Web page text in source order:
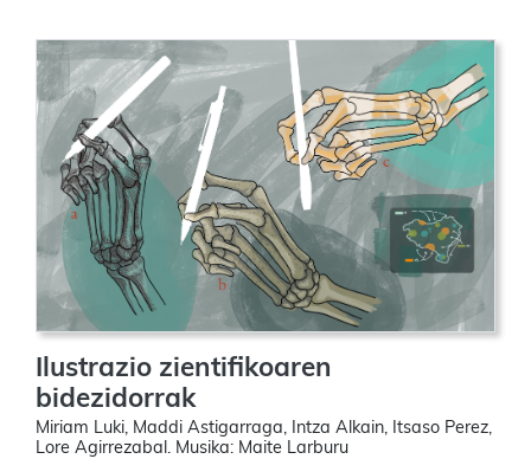
Ilustrazio zientifikoaren
bidezidorrak
Miriam Luki, Maddi Astigarraga, Intza Alkain, Itsaso Perez,
Lore Agirrezabal. Musika: Maite Larburu